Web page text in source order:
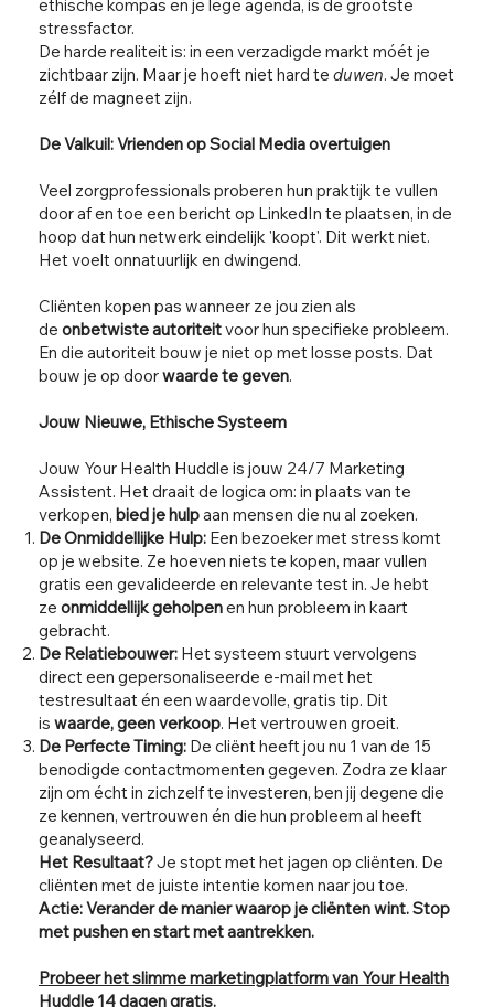
ethische kompas en je lege agenda, is de grootste
stressfactor.
De harde realiteit is: in een verzadigde markt móét je
zichtbaar zijn. Maar je hoeft niet hard teduwen. Je moet
zélf de magneet zijn.
De Valkuil: Vrienden op Social Media overtuigen
Veel zorgprofessionals proberen hun praktijk te vullen
door af en toe een bericht op LinkedIn te plaatsen, in de
hoop dat hun netwerk eindelijk 'koopt'. Dit werkt niet.
Het voelt onnatuurlijk en dwingend.
Cliënten kopen pas wanneer ze jou zien als
deonbetwiste autoriteitvoor hun specifieke probleem.
En die autoriteit bouw je niet op met losse posts. Dat
bouw je op doorwaarde te geven.
Jouw Nieuwe, Ethische Systeem
Jouw Your Health Huddle is jouw 24/7 Marketing
Assistent. Het draait de logica om: in plaats van te
verkopen,bied je hulpaan mensen die nu al zoeken.
De Onmiddellijke Hulp: Een bezoeker met stress komt
op je website. Ze hoeven niets te kopen, maar vullen
gratis een gevalideerde en relevante test in. Je hebt
zeonmiddellijk geholpenen hun probleem in kaart
gebracht.
De Relatiebouwer: Het systeem stuurt vervolgens
direct een gepersonaliseerde e-mail met het
testresultaat én een waardevolle, gratis tip. Dit
iswaarde, geen verkoop. Het vertrouwen groeit.
De Perfecte Timing: De cliënt heeft jou nu 1 van de 15
benodigde contactmomenten gegeven. Zodra ze klaar
zijn om écht in zichzelf te investeren, ben jij degene die
ze kennen, vertrouwen én die hun probleem al heeft
geanalyseerd.
Het Resultaat?Je stopt met het jagen op cliënten. De
cliënten met de juiste intentie komen naar jou toe.
Actie: Verander de manier waarop je cliënten wint. Stop
met pushen en start met aantrekken.
Probeer het slimme marketingplatform van Your Health
Huddle 14 dagen gratis.